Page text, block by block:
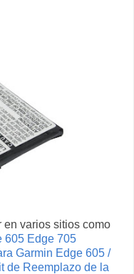
en varios sitios como
605 Edge 705
Garmin Edge 605 /
de Reemplazo de la